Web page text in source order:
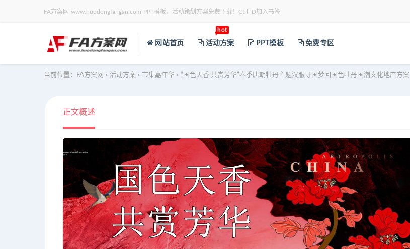
FA方案网-www.huodongfangan.com-PPT模板、活动策划方案免费下载！Ctrl+D加入书签
网站首页 活动方案
hot
PPT模板 免费专区
当前位置： FA方案网 > 活动方案 > 市集嘉年华 > “国色天香 共赏芳华”春季唐朝牡丹主题汉服寻国梦回国色牡丹国潮文化地产方案
正文概述